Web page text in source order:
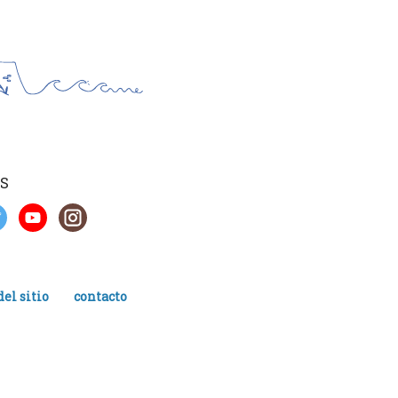
sitio contacto